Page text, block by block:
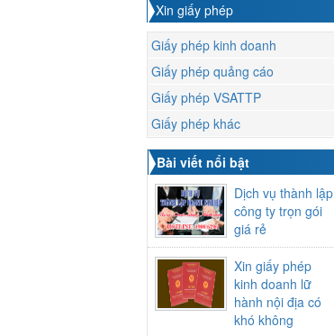
Xin giấy phép
Giấy phép kinh doanh
Giấy phép quảng cáo
Giấy phép VSATTP
Giấy phép khác
Bài viết nổi bật
Dịch vụ thành lập
công ty trọn gói
giá rẻ
Xin giấy phép
kinh doanh lữ
hành nội địa có
khó không